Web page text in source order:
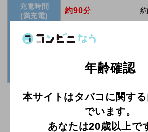
充電時間
(満充電)
約90分
サイズ
約44mm×
約89mm×
約95g
プルームXアドバン
ビニで買える？値
年齢確認
本サイトはタバコに関す
でいます。
あなたは20歳以上で